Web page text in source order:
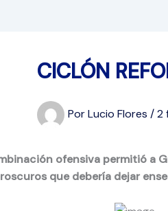
CICLÓN
PorLucio Flores /2
ofensiva permitió
que debería dejar